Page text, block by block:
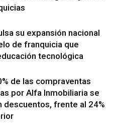
su expansión nacional
de franquicia que
tecnológica
de las compraventas
por Alfa Inmobiliaria se
descuentos, frente al 24%